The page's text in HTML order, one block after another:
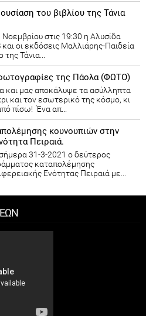
του βιβλίου της Τάνια
στις 19:30 η Αλυσίδα
και οι εκδόσεις Μαλλιάρης-Παιδεία
της Τάνια...
της Πάολα (ΦΩΤΟ)
και μας αποκάλυψε τα ασύλληπτα
και τον εσωτερικό της κόσμο, κι
πίσω! Ένα απ...
κουνουπιών στην
Πειραιά.
31-3-2021 ο δεύτερος
καταπολέμησης
Ενότητας Πειραιά με...